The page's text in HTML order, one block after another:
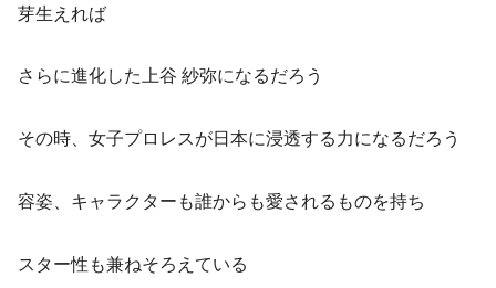
芽生えれば
さらに進化した上谷 紗弥になるだろう
その時、女子プロレスが日本に浸透する力になるだろう
容姿、キャラクターも誰からも愛されるものを持ち
スター性も兼ねそろえている